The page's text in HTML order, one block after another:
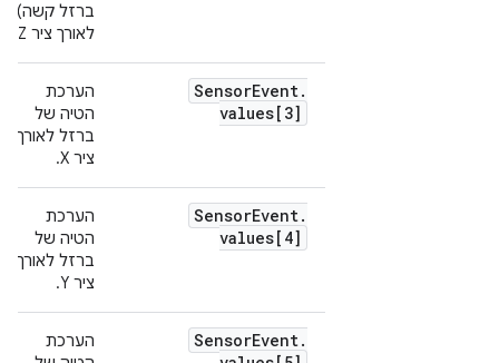
ברזל קשה)
לאורך ציר Z.
SensorEvent.
values[3]
הערכת
הטיה של
ברזל לאורך
ציר X.
SensorEvent.
values[4]
הערכת
הטיה של
ברזל לאורך
ציר Y.
SensorEvent.
הערכת